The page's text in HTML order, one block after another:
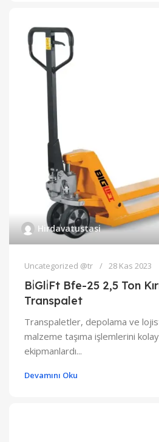
Hirdavatustasi
Uncategorized @tr 28 Kas 2023
Bi̇Gli̇Ft Bfe-25 2,5 Ton
Transpalet
Transpaletler, depolama ve
malzeme taşıma işlemlerini
ekipmanlardı...
Devamını Oku